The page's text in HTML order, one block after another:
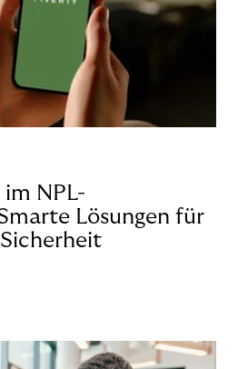
NPL-
Lösungen für